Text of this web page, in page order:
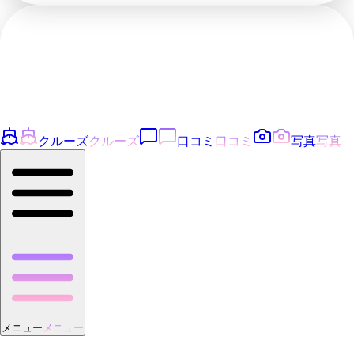
クルーズクルーズ 口コミ 口コミ 写真写真
メニュー メニュー